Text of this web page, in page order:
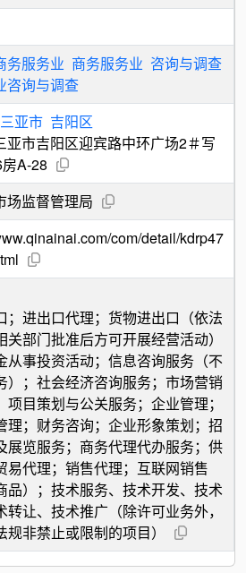
务服务业 商务服务业 咨询与调查
咨询与调查
三亚市 吉阳区
亚市吉阳区迎宾路中环广场2＃写
A-28
场监督管理局
com/detail/kdrp47
；进出口代理；货物进出口（依法
部门批准后方可开展经营活动）
从事投资活动；信息咨询服务（不
）；社会经济咨询服务；市场营销
目策划与公关服务；企业管理；
理；财务咨询；企业形象策划；招
展览服务；商务代理代办服务；供
易代理；销售代理；互联网销售
品）；技术服务、技术开发、技术
让、技术推广（除许可业务外，
非禁止或限制的项目）